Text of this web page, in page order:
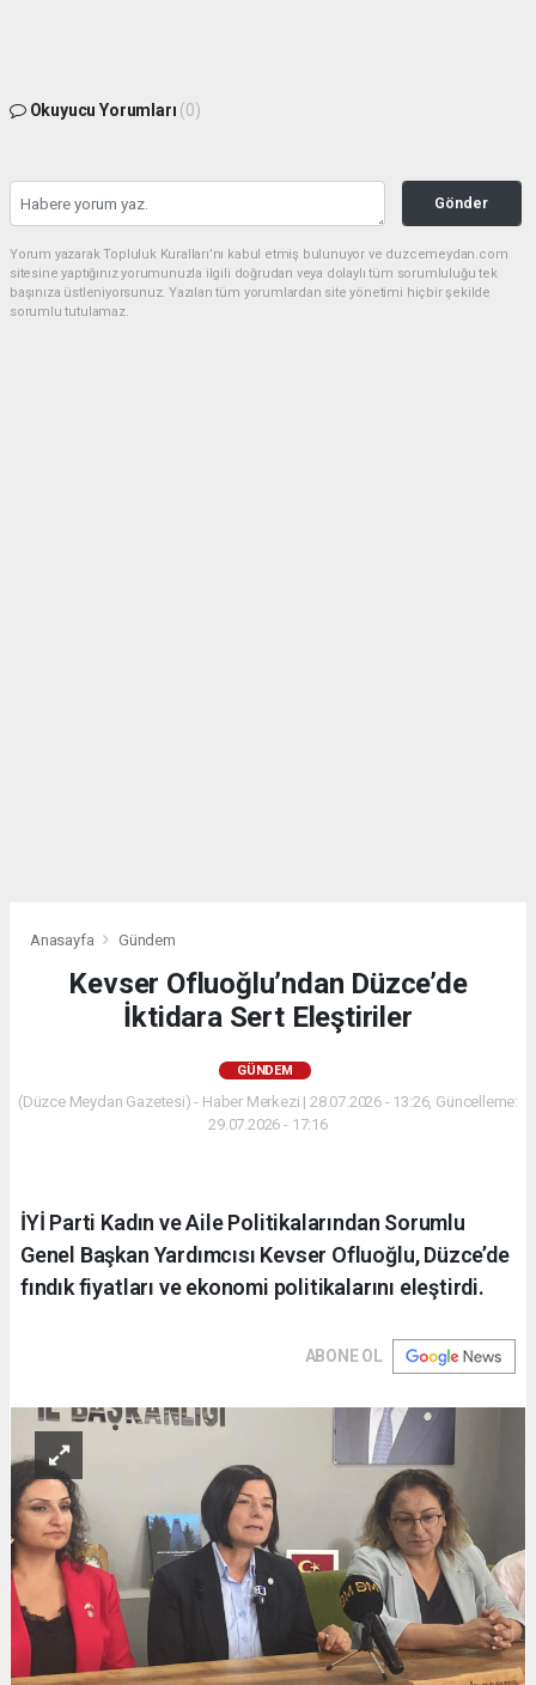
Okuyucu Yorumları (0)
Gönder
Yorum yazarak Topluluk Kuralları’nı kabul etmiş bulunuyor ve duzcemeydan.com
sitesine yaptığınız yorumunuzla ilgili doğrudan veya dolaylı tüm sorumluluğu tek
başınıza üstleniyorsunuz. Yazılan tüm yorumlardan site yönetimi hiçbir şekilde
sorumlu tutulamaz.
Anasayfa Gündem
Kevser Ofluoğlu’ndan Düzce’de
İktidara Sert Eleştiriler
GÜNDEM
(Düzce Meydan Gazetesi) - Haber Merkezi | 28.07.2026 - 13:26, Güncelleme:
29.07.2026 - 17:16
İYİ Parti Kadın ve Aile Politikalarından Sorumlu
Genel Başkan Yardımcısı Kevser Ofluoğlu, Düzce’de
fındık fiyatları ve ekonomi politikalarını eleştirdi.
ABONE OL